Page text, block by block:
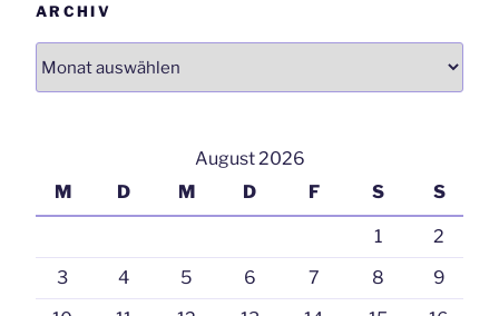
ARCHIV
August 2026
M
D M D F S S
1
2
3
4 5 6 7 8
9